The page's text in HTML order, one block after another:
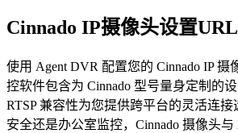
Cinnado IP摄像头设置
使用 Agent DVR 配置您的 Cinnado IP 摄
控软件包含为 Cinnado 型号量身定制的
RTSP 兼容性为您提供跨平台的灵活连
安全还是办公室监控，Cinnado 摄像头